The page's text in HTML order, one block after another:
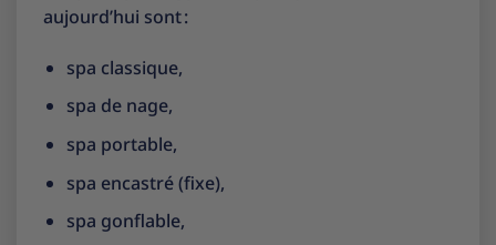
aujourd’hui sont :
spa classique,
spa de nage,
spa portable,
spa encastré (fixe),
spa gonflable,